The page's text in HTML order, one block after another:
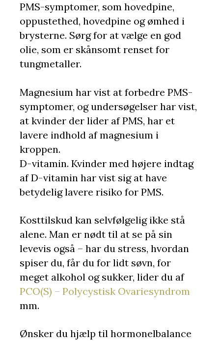
PMS-symptomer, som hovedpine,
oppustethed, hovedpine og ømhed i
brysterne. Sørg for at vælge en god
olie, som er skånsomt renset for
tungmetaller.
Magnesium har vist at forbedre PMS-
symptomer, og undersøgelser har vist,
at kvinder der lider af PMS, har et
lavere indhold af magnesium i
kroppen.
D-vitamin. Kvinder med højere indtag
af D-vitamin har vist sig at have
betydelig lavere risiko for PMS.
Kosttilskud kan selvfølgelig ikke stå
alene. Man er nødt til at se på sin
levevis også – har du stress, hvordan
spiser du, får du for lidt søvn, for
meget alkohol og sukker, lider du af
PCO(S) – Polycystisk Ovariesyndrom
mm.
Ønsker du hjælp til hormonelbalance